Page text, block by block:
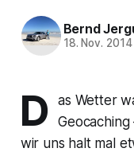
Bernd
18. Nov. 2014
D
as Wetter
wir uns halt mal